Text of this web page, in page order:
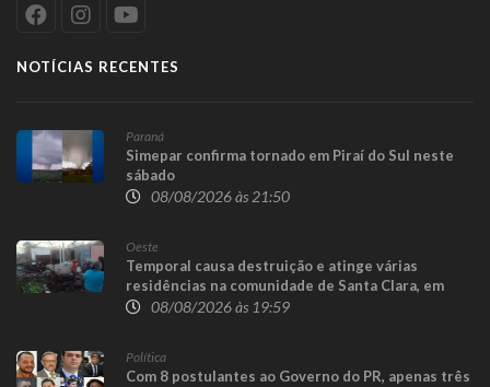
NOTÍCIAS RECENTES
Paraná
Simepar confirma tornado em Piraí do Sul neste
sábado
08/08/2026 às 21:50
Oeste
Temporal causa destruição e atinge várias
residências na comunidade de Santa Clara, em
Candói08/08/2026 às 19:59
Política
Com 8 postulantes ao Governo do PR, apenas três